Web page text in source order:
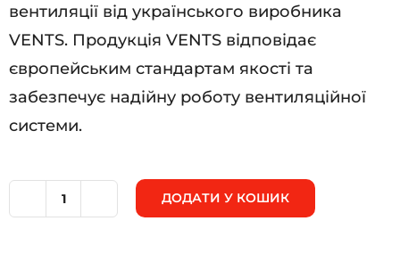
вентиляції від українського виробника
VENTS. Продукція VENTS відповідає
європейським стандартам якості та
забезпечує надійну роботу вентиляційної
системи.
ДОДАТИ У КОШИК